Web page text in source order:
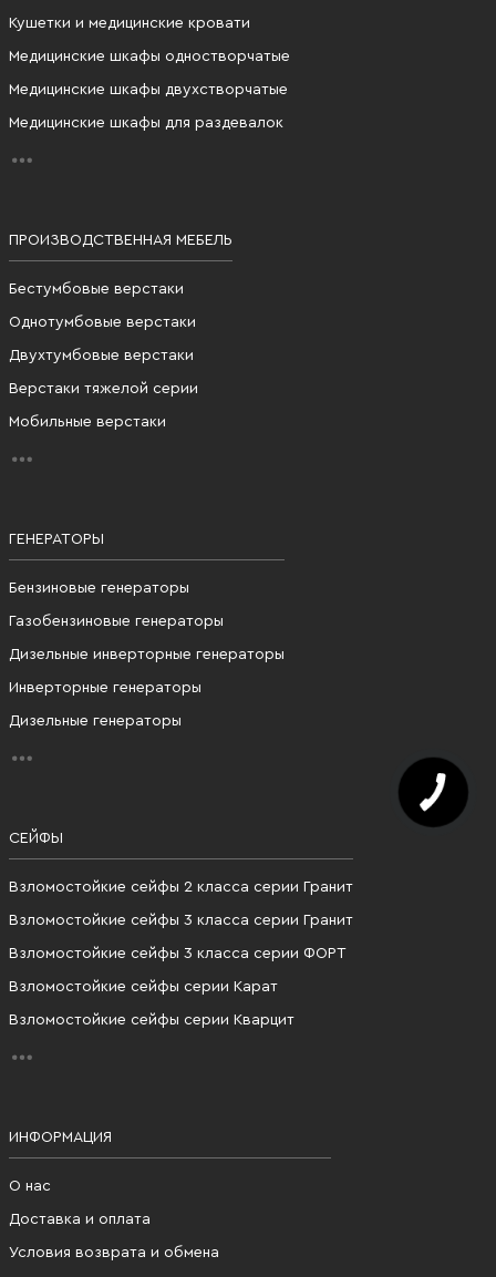
Кушетки и медицинские кровати
Медицинские шкафы одностворчатые
Медицинские шкафы двухстворчатые
Медицинские шкафы для раздевалок
ПРОИЗВОДСТВЕННАЯ МЕБЕЛЬ
Бестумбовые верстаки
Однотумбовые верстаки
Двухтумбовые верстаки
Верстаки тяжелой серии
Мобильные верстаки
ГЕНЕРАТОРЫ
Бензиновые генераторы
Газобензиновые генераторы
Дизельные инверторные генераторы
Инверторные генераторы
Дизельные генераторы
СЕЙФЫ
Взломостойкие сейфы 2 класса серии Гранит
Взломостойкие сейфы 3 класса серии Гранит
Взломостойкие сейфы 3 класса серии ФОРТ
Взломостойкие сейфы серии Карат
Взломостойкие сейфы серии Кварцит
ИНФОРМАЦИЯ
О нас
Доставка и оплата
Условия возврата и обмена